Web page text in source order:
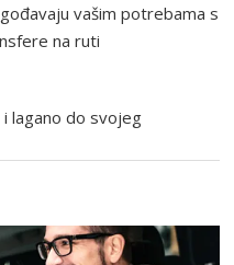
vašim potrebama s
na ruti
lagano do svojeg